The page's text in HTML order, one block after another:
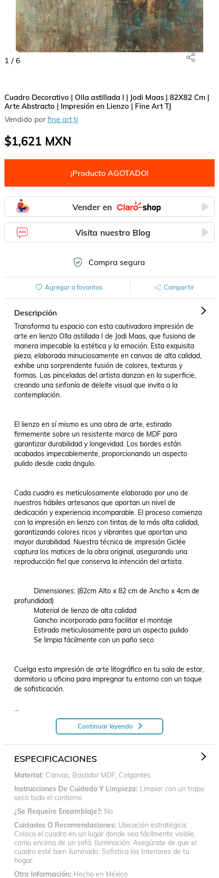
1 / 6
Cuadro Decorativo | Olla astillada I | Jodi Maas | 82X82 Cm |
Arte Abstracto | Impresión en Lienzo | Fine Art TJ
Vendido porfine art tj
$1,621MXN
¡Producto AGOTADO!
Vender en
Visita nuestro Blog
Compra segura
Agregar a favoritos Compartir
Descripción
Transforma tu espacio con esta cautivadora impresión de
arte en lienzo Olla astillada I de Jodi Maas, que fusiona de
manera impecable la estética y la emoción. Esta exquisita
pieza, elaborada minuciosamente en canvas de alta calidad,
exhibe una sorprendente fusión de colores, texturas y
formas. Las pinceladas del artista danzan en la superficie,
creando una sinfonía de deleite visual que invita a la
contemplación.
El lienzo en sí mismo es una obra de arte, estirado
firmemente sobre un resistente marco de MDF para
garantizar durabilidad y longevidad. Los bordes están
acabados impecablemente, proporcionando un aspecto
pulido desde cada ángulo.
Cada cuadro es meticulosamente elaborado por uno de
nuestros hábiles artesanos que aportan un nivel de
dedicación y experiencia incomparable. El proceso comienza
con la impresión en lienzo con tintas de la más alta calidad,
garantizando colores ricos y vibrantes que aportan una
mayor durabilidad. Nuestra técnica de impresión Giclée
captura los matices de la obra original, asegurando una
reproducción fiel que conserva la intención del artista.
          Dimensiones: (82cm Alto x 82 cm de Ancho x 4cm de
profundidad)
          Material de lienzo de alta calidad
          Gancho incorporado para facilitar el montaje
          Estirado meticulosamente para un aspecto pulido
          Se limpia fácilmente con un paño seco
Cuelga esta impresión de arte litográfico en tu sala de estar,
dormitorio u oficina para impregnar tu entorno con un toque
de sofisticación.
Buscamos la máxima precisión, aunque las diferencias en la
calibración de los monitores pueden influir en cómo se
impresión real.
| Canvas | Litografía | Arte Figurativo | Arte Óptico |
Expresionismo | Abstracto | Arte Puro | Arte De La Ilusión|
Impresión
Continuar leyendo
ESPECIFICACIONES
Material Canvas, Bastidor MDF, Colgantes
Instrucciones De Cuidado Y Limpieza Limpiar con un trapo
seco todo el contorno
¿Se Requeire Ensamblaje? No
Cuidados O Recomendaciones Ubicación estratégica:
Coloca el cuadro en un lugar donde sea fácilmente visible,
como encima de un sofá. Iluminación: Asegúrate de que el
cuadro esté bien iluminado. Sofistica los Interiores de tu
hogar.
Otra Información Hecho en México